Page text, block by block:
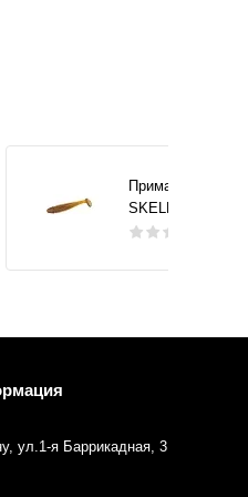
Приманка мягкая
SKELETON 4...
ул.1-я Баррикадная, 3